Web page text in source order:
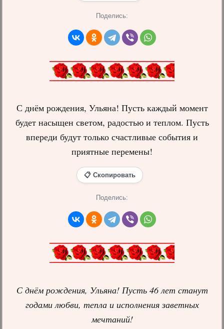
Поделись:
С днём рождения, Ульяна! Пусть каждый момент
будет насыщен светом, радостью и теплом. Пусть
впереди будут только счастливые события и
приятные перемены!
📋 Скопировать
Поделись:
С днём рождения, Ульяна! Пусть 46 лет станут
годами любви, тепла и исполнения заветных
мечтаний!